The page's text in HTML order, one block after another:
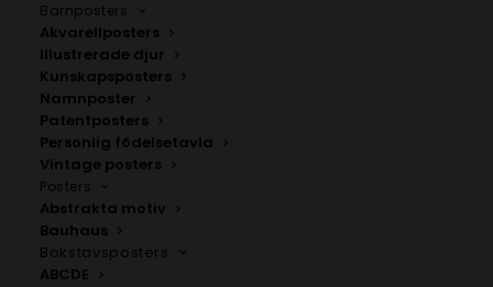
Barnposters
Akvarellposters
Illustrerade djur
Kunskapsposters
Namnposter
Patentposters
Personlig födelsetavla
Vintage posters
Posters
Abstrakta motiv
Bauhaus
Bokstavsposters
ABCDE
30×40 cm och 21×30 cm.
Kramfors kommun
ANDRA KÖPTE ÄVEN